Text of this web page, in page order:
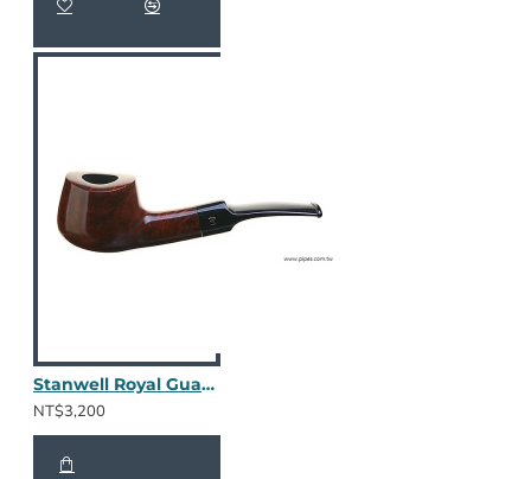
Stanwell Royal Guard 11 - 棕色光面
NT$3,200